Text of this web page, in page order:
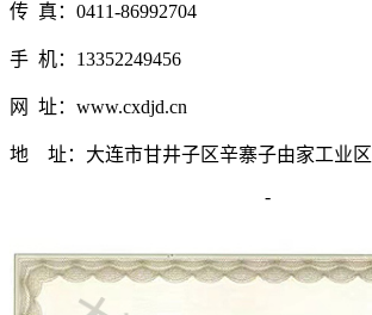
传 真：0411-86992704
手 机：13352249456
网 址：www.cxdjd.cn
地 址：大连市甘井子区辛寨子由家工业区
-